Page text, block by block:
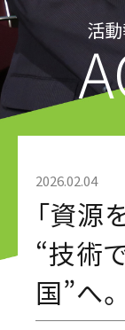
活
「資源
“技術
国”へ。
2026.02.04